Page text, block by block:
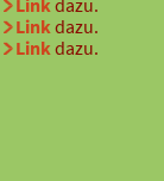
Link dazu.
Link dazu.